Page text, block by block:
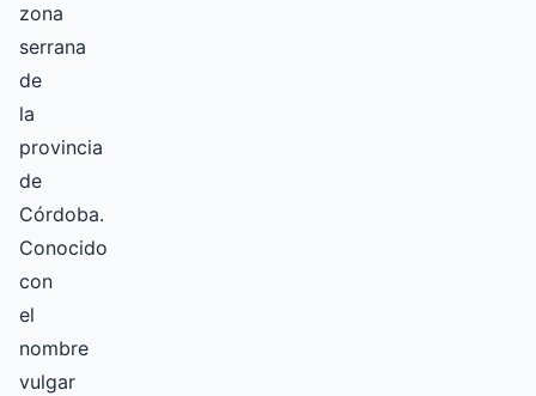
zona
serrana
de
la
provincia
de
Córdoba.
Conocido
con
el
nombre
vulgar